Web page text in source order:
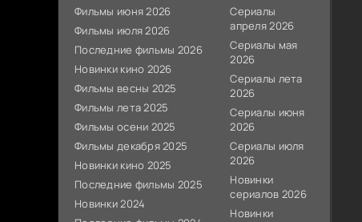
Фильмы июня 2026
Фильмы июля 2026
Последние фильмы 2026
Новинки кино 2026
Фильмы весны 2025
Фильмы лета 2025
Фильмы осени 2025
Фильмы декабря 2025
Новинки кино 2025
Последние фильмы 2025
Новинки 2024
Сериалы
апреля 2026
Сериалы мая
2026
Сериалы лета
2026
Сериалы июня
2026
Сериалы июля
2026
Новинки
сериалов 2026
Новинки